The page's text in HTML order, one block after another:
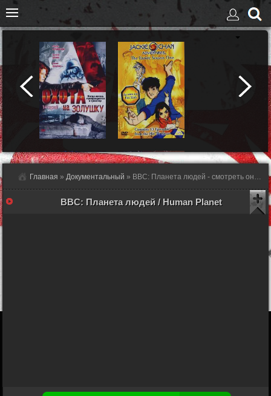
Главная »Документальный » BBC: Планета людей - смотреть онлайн
BBC: Планета людей / Human Planet